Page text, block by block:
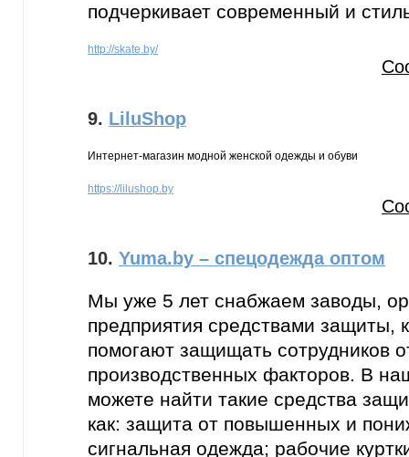
подчеркивает современный и
http://skate.by/
9. LiluShop
Интернет-магазин модной женской одежды и обуви
https://lilushop.by
10. Yuma.by – спецодежда оптом
Мы уже 5 лет снабжаем заводы,
предприятия средствами защиты,
помогают защищать сотрудников
производственных факторов. В
можете найти такие средства
как: защита от повышенных и
сигнальная одежда; рабочие